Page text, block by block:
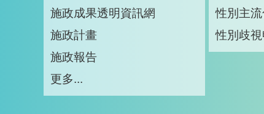
施政成果透明資訊網
施政計畫
施政報告
更多...
性別主
性別歧